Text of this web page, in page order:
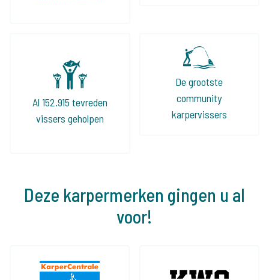
Al 152.915 tevreden
vissers geholpen
De grootste
community
karpervissers
Deze karpermerken gingen u al
voor!